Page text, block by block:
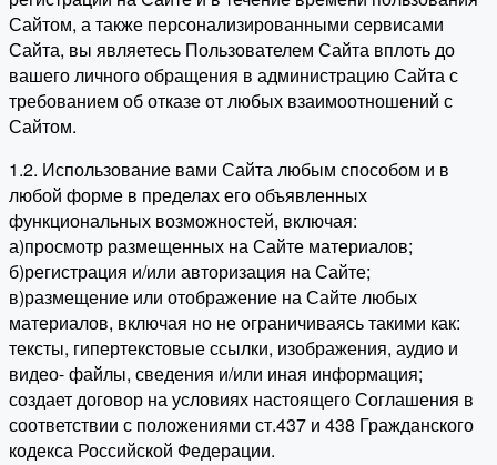
Сайтом, а также персонализированными сервисами
Сайта, вы являетесь Пользователем Сайта вплоть до
вашего личного обращения в администрацию Сайта с
требованием об отказе от любых взаимоотношений с
Сайтом.
1.2. Использование вами Сайта любым способом и в
любой форме в пределах его объявленных
функциональных возможностей, включая:
а)просмотр размещенных на Сайте материалов;
б)регистрация и/или авторизация на Сайте;
в)размещение или отображение на Сайте любых
материалов, включая но не ограничиваясь такими как:
тексты, гипертекстовые ссылки, изображения, аудио и
видео- файлы, сведения и/или иная информация;
создает договор на условиях настоящего Соглашения в
соответствии с положениями ст.437 и 438 Гражданского
кодекса Российской Федерации.